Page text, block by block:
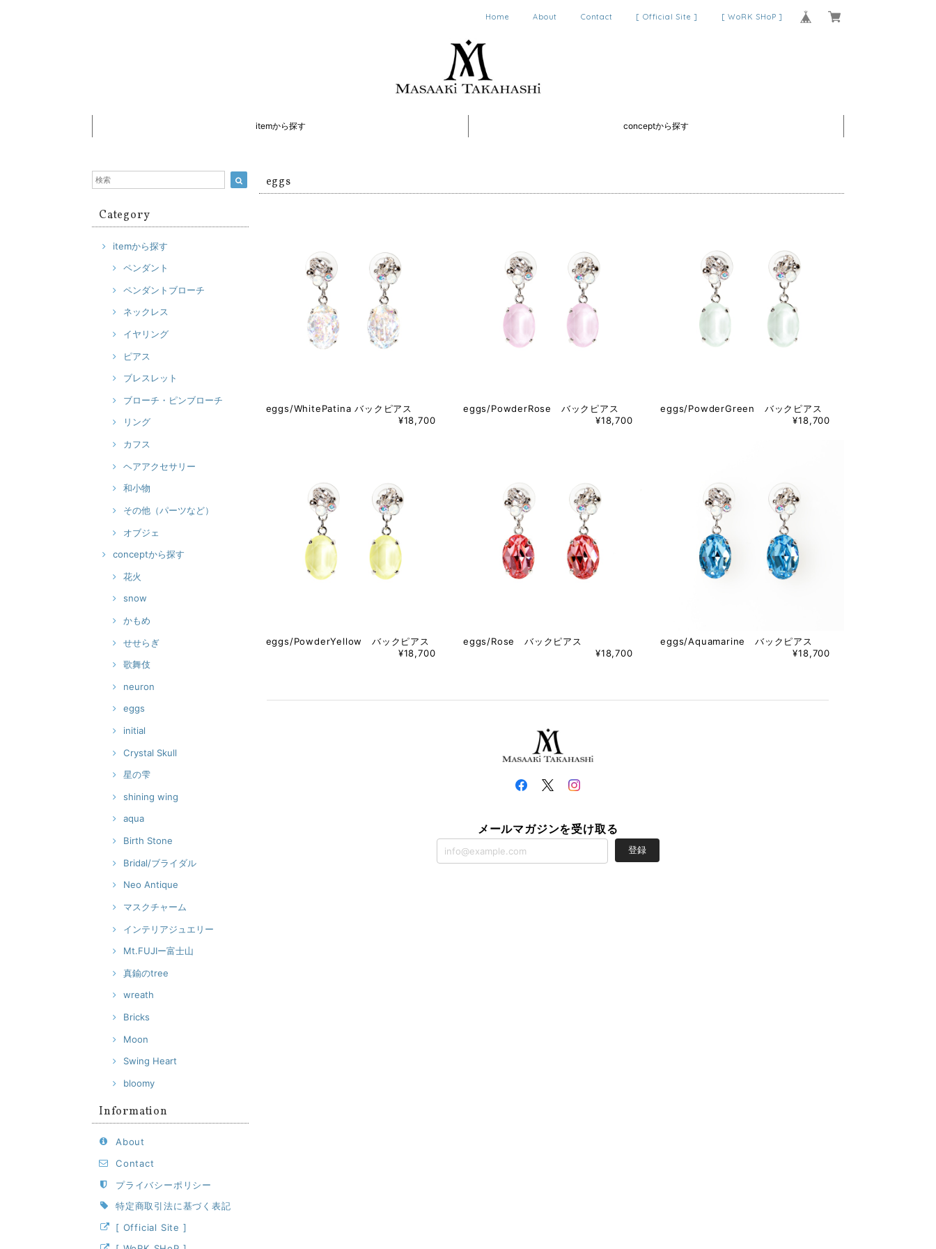
Home About Contact [ Official Site ] [ WoRK SHoP ]
itemから探す conceptから探す
Category
itemから探す
ペンダント
ペンダントブローチ
ネックレス
イヤリング
ピアス
ブレスレット
ブローチ・ピンブローチ
リング
カフス
ヘアアクセサリー
和小物
その他（パーツなど）
オブジェ
conceptから探す
花火
snow
かもめ
せせらぎ
歌舞伎
neuron
eggs
initial
Crystal Skull
星の雫
shining wing
aqua
Birth Stone
Bridal/ブライダル
Neo Antique
マスクチャーム
インテリアジュエリー
Mt.FUJIー富士山
真鍮のtree
wreath
Bricks
Moon
Swing Heart
bloomy
Information
About
Contact
プライバシーポリシー
特定商取引法に基づく表記
[ Official Site ]
eggs
eggs/WhitePatina バックピアス
¥18,700
eggs/PowderRose バックピアス
¥18,700
eggs/PowderGreen バックピアス
¥18,700
eggs/PowderYellow バックピアス
¥18,700
eggs/Rose バックピアス
¥18,700
eggs/Aquamarine バックピアス
¥18,700
メールマガジンを受け取る
登録